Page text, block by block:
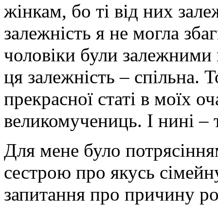
жінкам, бо ті від них
залежність я не могла
чоловіки були
ця залежність – спільна.
прекрасної статі в моїх
великомучениць. І нині –
Для мене було
сестрою про якусь
запитання про причину